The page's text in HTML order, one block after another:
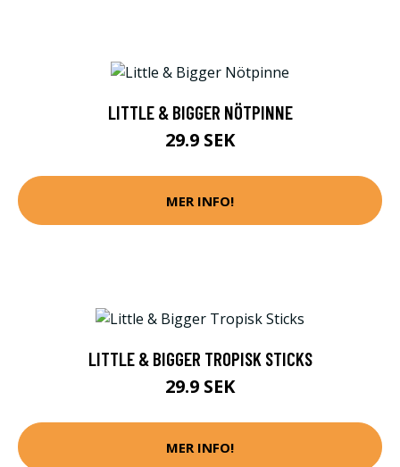
LITTLE & BIGGER NÖTPINNE
29.9 SEK
MER INFO!
LITTLE & BIGGER TROPISK STICKS
29.9 SEK
MER INFO!